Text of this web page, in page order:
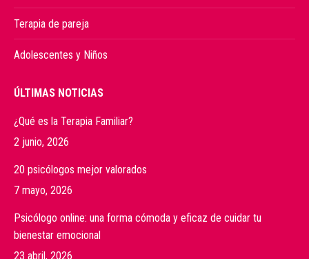
Terapia de pareja
Adolescentes y Niños
ÚLTIMAS NOTICIAS
¿Qué es la Terapia Familiar?
2 junio, 2026
20 psicólogos mejor valorados
7 mayo, 2026
Psicólogo online: una forma cómoda y eficaz de cuidar tu
bienestar emocional
23 abril, 2026